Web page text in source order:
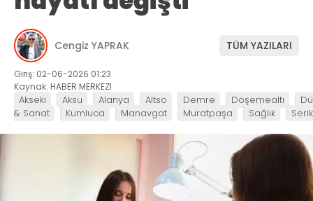
Cengiz YAPRAK TÜM YAZILARI
Giriş: 02-06-2026 01:23
Kaynak: HABER MERKEZI
Akseki Aksu Alanya Altso Demre Döşemealtı
& Sanat
Kumluca Manavgat Muratpaşa Sağlık Serik